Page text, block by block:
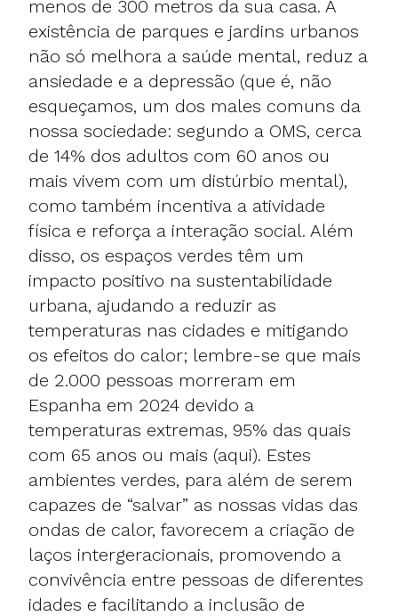
menos de 300 metros da sua casa. A
existência de parques e jardins urbanos
não só melhora a saúde mental, reduz a
ansiedade e a depressão (que é, não
esqueçamos, um dos males comuns da
nossa sociedade: segundo a OMS, cerca
de 14% dos adultos com 60 anos ou
mais vivem com um distúrbio mental),
como também incentiva a atividade
física e reforça a interação social. Além
disso, os espaços verdes têm um
impacto positivo na sustentabilidade
urbana, ajudando a reduzir as
temperaturas nas cidades e mitigando
os efeitos do calor; lembre-se que mais
de 2.000 pessoas morreram em
Espanha em 2024 devido a
temperaturas extremas, 95% das quais
com 65 anos ou mais (aqui). Estes
ambientes verdes, para além de serem
capazes de “salvar” as nossas vidas das
ondas de calor, favorecem a criação de
laços intergeracionais, promovendo a
convivência entre pessoas de diferentes
idades e facilitando a inclusão de